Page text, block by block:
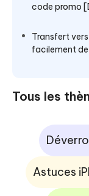
code promo
Transfert
facilement de
Tous les
Astuces